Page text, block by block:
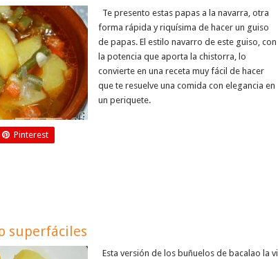
Te presento estas papas a la navarra, otra
forma rápida y riquísima de hacer un guiso
de papas. El estilo navarro de este guiso, con
la potencia que aporta la chistorra, lo
convierte en una receta muy fácil de hacer
que te resuelve una comida con elegancia en
un periquete.
Pinterest
superfáciles
Esta versión de los buñuelos de bacalao la vi